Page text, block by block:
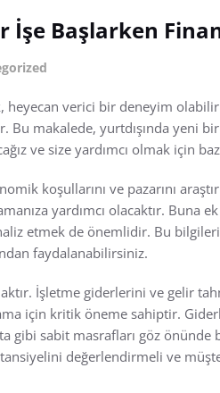
İşe Başlarken
heyecan verici bir deneyim
Bu makalede, yurtdışında yeni
ve size yardımcı olmak için
koşullarını ve pazarını
yardımcı olacaktır. Buna
etmek de önemlidir. Bu
faydalanabilirsiniz.
İşletme giderlerini ve gelir
için kritik öneme sahiptir.
gibi sabit masrafları göz önünde
değerlendirmeli ve